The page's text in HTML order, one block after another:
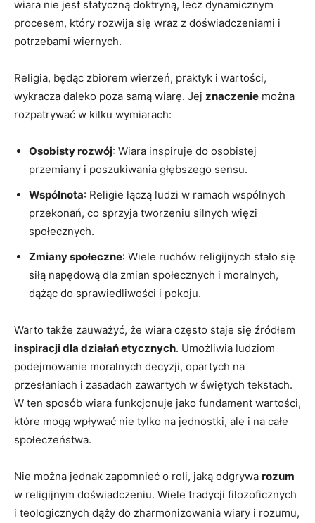
wiara nie jest statyczną⁣ doktryną, lecz dynamicznym
procesem, który rozwija się wraz z doświadczeniami i
potrzebami ⁤wiernych.
Religia, będąc zbiorem wierzeń, praktyk i wartości,
wykracza daleko poza‌ samą wiarę. Jej znaczenie można
rozpatrywać ⁤w‍ kilku wymiarach:
Osobisty rozwój: Wiara inspiruje do osobistej ​
przemiany‍ i poszukiwania ‌głębszego ⁣sensu.
Wspólnota: Religie łączą ludzi w ramach⁤ wspólnych
przekonań, co sprzyja tworzeniu‌ silnych ⁤więzi
społecznych.
Zmiany społeczne: Wiele ‍ruchów ‌religijnych stało się
siłą napędową dla zmian społecznych ⁢i moralnych,
dążąc ​do sprawiedliwości i pokoju.
Warto także zauważyć, że wiara często staje​ się źródłem
inspiracji dla ⁣działań⁢ etycznych. Umożliwia ludziom
podejmowanie moralnych decyzji,‌ opartych na
przesłaniach i zasadach zawartych w świętych tekstach.
W ten ‍sposób wiara‌ funkcjonuje jako ‌fundament wartości,
które mogą wpływać nie tylko na⁢ jednostki, ale i na ⁣całe
społeczeństwa.
Nie można jednak zapomnieć ⁤o roli, jaką odgrywa⁢ rozum
w religijnym ⁤doświadczeniu. Wiele​ tradycji filozoficznych
i teologicznych ‌dąży do zharmonizowania ⁣wiary i rozumu,